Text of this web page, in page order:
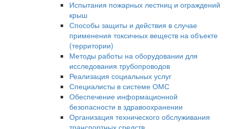
Испытания пожарных лестниц и ограждений
крыш
Способы защиты и действия в случае
применения токсичных веществ на объекте
(территории)
Методы работы на оборудовании для
исследования трубопроводов
Реализация социальных услуг
Специалисты в системе ОМС
Обеспечение информационной
безопасности в здравоохранении
Организация технического обслуживания
транспортных средств